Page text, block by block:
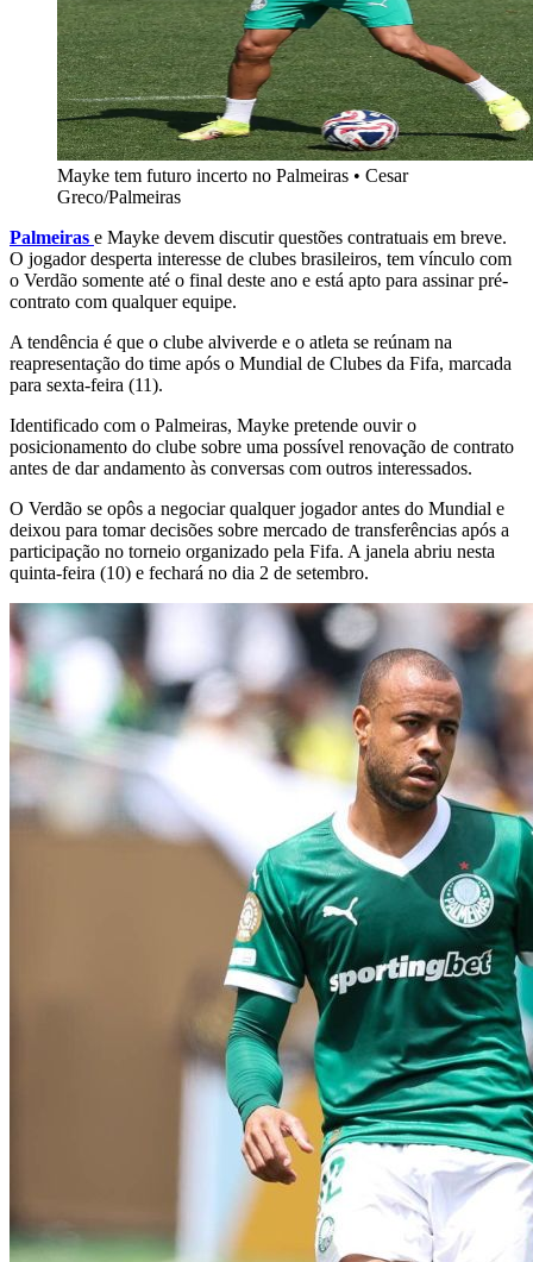
Mayke tem futuro incerto no Palmeiras • Cesar
Greco/Palmeiras
Palmeiras e Mayke devem discutir questões contratuais em breve.
O jogador desperta interesse de clubes brasileiros, tem vínculo com
o Verdão somente até o final deste ano e está apto para assinar pré-
contrato com qualquer equipe.
A tendência é que o clube alviverde e o atleta se reúnam na
reapresentação do time após o Mundial de Clubes da Fifa, marcada
para sexta-feira (11).
Identificado com o Palmeiras, Mayke pretende ouvir o
posicionamento do clube sobre uma possível renovação de contrato
antes de dar andamento às conversas com outros interessados.
O Verdão se opôs a negociar qualquer jogador antes do Mundial e
deixou para tomar decisões sobre mercado de transferências após a
participação no torneio organizado pela Fifa. A janela abriu nesta
quinta-feira (10) e fechará no dia 2 de setembro.